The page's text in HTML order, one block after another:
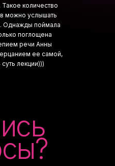
Такое количество
можно услышать
Однажды поймала
поглощена
речи Анны
ее самой,
лекции)))